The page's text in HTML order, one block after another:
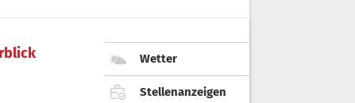
Wetter
Stellenanzeigen